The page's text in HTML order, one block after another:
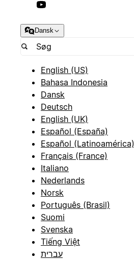
Dansk
English (US)
Bahasa Indonesia
Dansk
Deutsch
English (UK)
Español (España)
Español (Latinoamérica)
Français (France)
Italiano
Nederlands
Norsk
Português (Brasil)
Suomi
Svenska
Tiếng Việt
עברית